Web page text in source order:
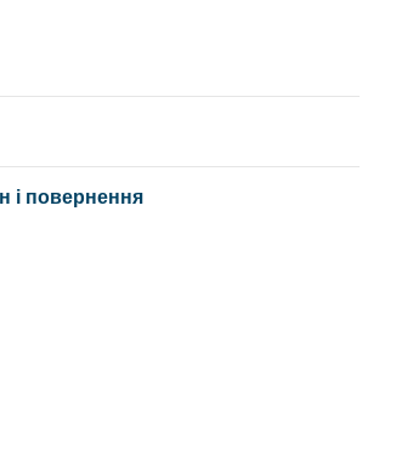
і повернення